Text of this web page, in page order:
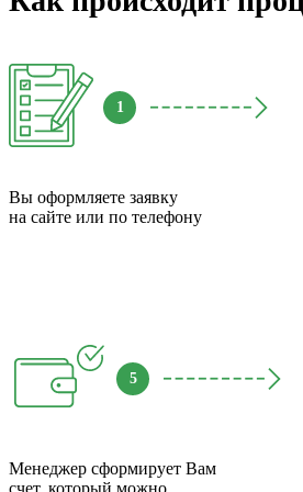
1
Вы оформляете заявку
на сайте или по телефону
5
Менеджер сформирует Вам
счет, который можно